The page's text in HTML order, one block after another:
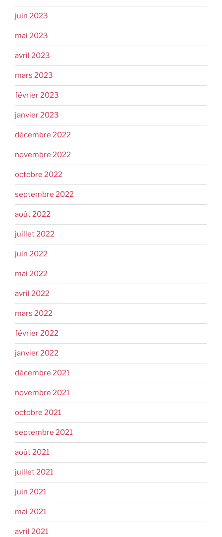
juin 2023
mai 2023
avril 2023
mars 2023
février 2023
janvier 2023
décembre 2022
novembre 2022
octobre 2022
septembre 2022
août 2022
juillet 2022
juin 2022
mai 2022
avril 2022
mars 2022
février 2022
janvier 2022
décembre 2021
novembre 2021
octobre 2021
septembre 2021
août 2021
juillet 2021
juin 2021
mai 2021
avril 2021